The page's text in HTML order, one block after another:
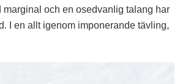
och en osedvanlig talang har
I en allt igenom imponerande tävling,